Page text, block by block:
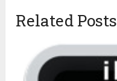
Related Posts